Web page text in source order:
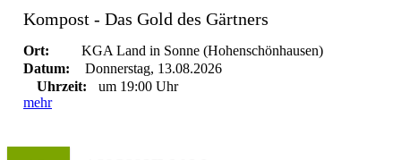
Kompost - Das Gold des Gärtners
Ort:
KGA Land in Sonne (Hohenschönhausen)
Datum:
Donnerstag, 13.08.2026
Uhrzeit:
um 19:00 Uhr
mehr